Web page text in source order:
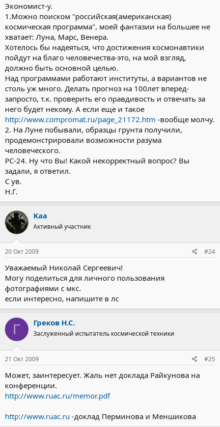
Экономист-у.
1.Можно поиском "российская(американская)
космическая программа", моей фантазии на большее не
хватает: Луна, Марс, Венера.
Хотелось бы надеяться, что достижения космонавтики
пойдут на благо человечества-это, на мой взгляд,
должно быть основной целью.
Над программами работают институты, а вариантов не
столь уж много. Делать прогноз на 100лет вперед-
запросто, т.к. проверить его правдивость и отвечать за
него будет некому. А если еще и такое
http://www.compromat.ru/page_21172.htm -вообще молчу.
2. На Луне побывали, образцы грунта получили,
продемонстрировали возможности разума
человеческого.
РС-24. Ну что Вы! Какой некорректный вопрос? Вы
задали, я ответил.
С ув.
Н.Г.
Kaa
Активный участник
20 Окт 2009 #24
Уважаемый Николай Сергеевич!
Могу поделиться для личного пользования
фотографиями с мкс.
если интересно, напишите в лс
Г Греков Н.С.
Заслуженный испытатель космической техники
21 Окт 2009 #25
Может, заинтересует. Жаль нет доклада Райкунова на
конференции.
http://www.ruac.ru/memor.pdf
http://www.ruac.ru -доклад Перминова и Меншикова